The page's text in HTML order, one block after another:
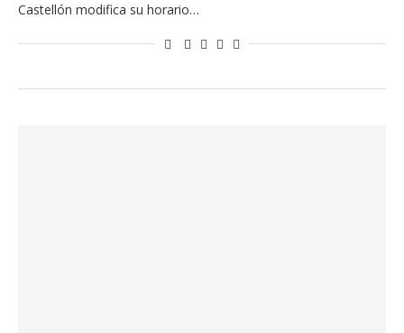
Castellón modifica su horario…